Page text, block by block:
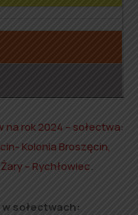
rok 2024 – sołectwa:
Kolonia Broszęcin,
– Rychłowiec.
sołectwach: